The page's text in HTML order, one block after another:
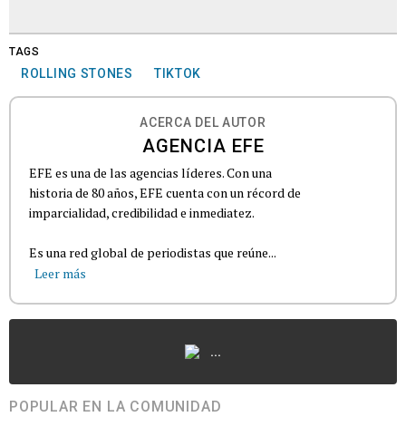
TAGS
ROLLING STONES TIKTOK
ACERCA DEL AUTOR
AGENCIA EFE
EFE es una de las agencias líderes. Con una
historia de 80 años, EFE cuenta con un récord de
imparcialidad, credibilidad e inmediatez.
Es una red global de periodistas que reúne...
Leer más
...
POPULAR EN LA COMUNIDAD